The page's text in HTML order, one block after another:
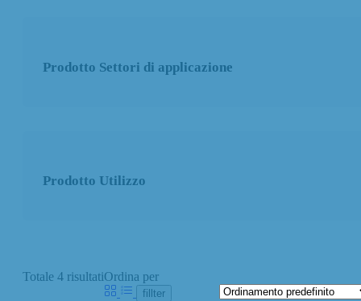
Prodotto Settori di applicazione
Prodotto Utilizzo
Totale 4 risultatiOrdina per
fillter